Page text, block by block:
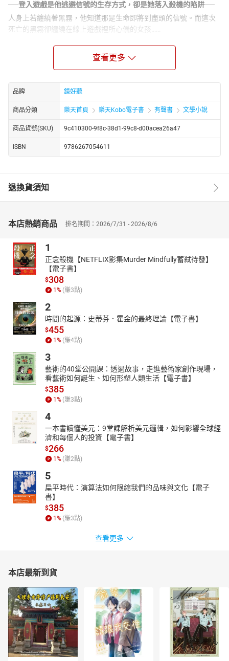
──登入遊戲是他逃避信號的生存方式，卻是她落入殺機的陷阱──
人身上若纏繞著黑霧，他知道那是生命即將到盡頭的信號。而這次
死亡的黑霧卻纏繞在線上遊戲裡所心儀的女孩……
即將走向死亡：醫院裡的老人、捷運站裡的高中生、學校的教授與
那日傍晚，陳信翰看見被黑霧纏繞的主管，卻錯失挽回的機會；他
從此害怕出門，藉著線上遊戲遠離日常，並在遊戲中喜歡上貼心且
善於傾聽的夕梨。
某天，夕梨再三央求見面，陳信瀚強打起精神赴約，卻在臨別之際
看見黑霧從夕梨身上竄出──陳信瀚眼睜睜地看著夕梨搭上列車遠
去，他只能回到遊戲中，試圖阻止夕梨與疑似男友身分的玩家接
陳信瀚想起自己曾意外進入主管的黑霧中，進而目睹了兇手。
究竟是誰讓夕梨身陷危險？若想看清楚兇手的臉孔，陳信瀚就得克
服心中經年的恐懼，也就是推開房門，走向人群……
宋尚緯｜作家、李律｜作家（《顯示更多》作者）、施文彬｜社團
崙｜殺人系小說家、蔡宇哲｜哇賽心理學創辦人兼總編輯、蔡依橙
｜陪你看國際新聞 創辦人
==========
授權出版社：鏡文學
錄製單位：鏡好聽團隊
【作者簡介】
吳曉樂
居於台中。喜歡鸚鵡。著有《你的孩子不是你的孩子》、《上流兒
童》、《可是我偏偏不喜歡》、《我們沒有祕密》。
【主播簡介】
蘇郁翔
畢業於國立台灣大學戲劇學系，目前為自由接案者，有演員、模特
於2020年加入【鏡好聽學院】擔任聲音主播，投入有聲書錄製。在
鏡好聽的有聲書作品有《Ring of the Day》（鏡文學）、《老雜時
代》（遠流）、《延平北路十段再進去的李姓人家》（鏡文學）、
《火來了，快跑》（寶瓶文化）、《致命登入》（鏡文學）。
查看更多
品牌 鏡好聽
商品分類 樂天首頁 樂天Kobo電子書 有聲書 文學小說
商品貨號(SKU) 9c410300-9f8c-38d1-99c8-d00acea26a47
ISBN 9786267054611
退換貨須知
本店熱銷商品 排名期間：2026/7/31 - 2026/8/6
1
正念殺機【NETFLIX影集Murder Mindfully蓄弒待發】
【電子書】
$308
1 % (賺3點)
2
時間的起源：史蒂芬．霍金的最終理論【電子書】
$455
1 % (賺4點)
3
藝術的40堂公開課：透過故事，走進藝術家創作現場，
看藝術如何誕生、如何形塑人類生活【電子書】
$385
1 % (賺3點)
4
一本書讀懂美元：9堂課解析美元邏輯，如何影響全球經
濟和每個人的投資【電子書】
$266
1 % (賺2點)
5
扁平時代：演算法如何限縮我們的品味與文化【電子
書】
$385
1 % (賺3點)
查看更多
本店最新到貨